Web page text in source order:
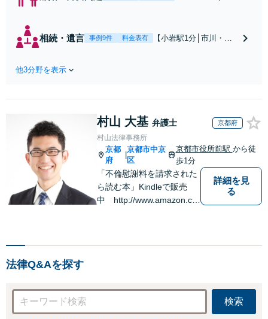
回避、裁判提起前
の和解、子の認知
離婚に関するお悩
みは、お気軽にご
ディア出演】【早
朝・夜間対応可】
相続・遺言 事例9件 料金表有
【小岩駅1分│市川・船
【江戸川区内出張サー
しい地域の皆さまも、
せください【メディア
出演】【早朝・夜間・
休日対応可】
他3分野を表示
村山 大基 弁護士 京都府
村山法律事務所
京都
府
|
京都市中京
区
京都市役所前駅 から徒
歩1分
「不倫慰謝料を請求された
ら読む本」Kindleで販売
中 http://www.amazon.co.
詳細を見
る
法律Q&Aを探す
検索